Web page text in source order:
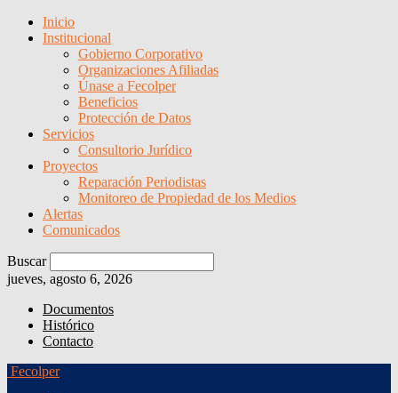
Inicio
Institucional
Gobierno Corporativo
Organizaciones Afiliadas
Únase a Fecolper
Beneficios
Protección de Datos
Servicios
Consultorio Jurídico
Proyectos
Reparación Periodistas
Monitoreo de Propiedad de los Medios
Alertas
Comunicados
Buscar
jueves, agosto 6, 2026
Documentos
Histórico
Contacto
Fecolper